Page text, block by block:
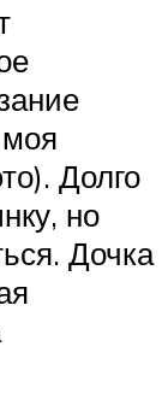
Долго
но
Дочка